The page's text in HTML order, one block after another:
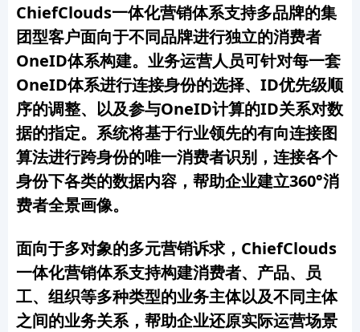
ChiefClouds一体化营销体系支持多品牌的集
团型客户面向于不同品牌进行独立的消费者
OneID体系构建。业务运营人员可针对每一套
OneID体系进行连接身份的选择、 ID优先级顺
序的调整、以及参与OneID计算的ID关系对数
据的指定。系统将基于行业领先的有向连接图
算法进行跨身份的唯一消费者识别，连接各个
身份下各类的数据内容，帮助企业建立360°消
费者全景画像。
面向于多对象的多元营销诉求，ChiefClouds
一体化营销体系支持构建消费者、产品、员
工、组织等多种类型的业务主体以及不同主体
之间的业务关系，帮助企业还原实际运营场景